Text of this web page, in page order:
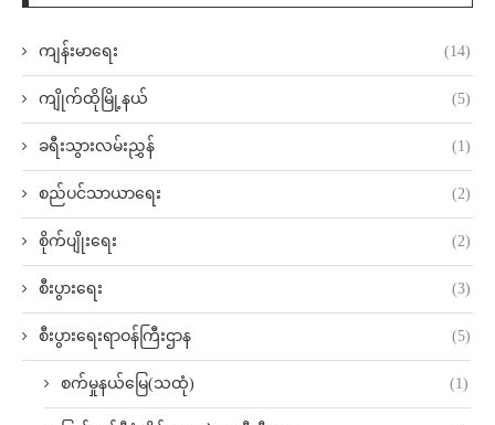
ကျန်းမာရေး (14)
ကျိုက်ထိုမြို့နယ် (5)
ခရီးသွားလမ်းညွှန် (1)
စည်ပင်သာယာရေး (2)
စိုက်ပျိုးရေး (2)
စီးပွားရေး (3)
စီးပွားရေးရာဝန်ကြီးဌာန (5)
စက်မှုနယ်မြေ(သထုံ) (1)